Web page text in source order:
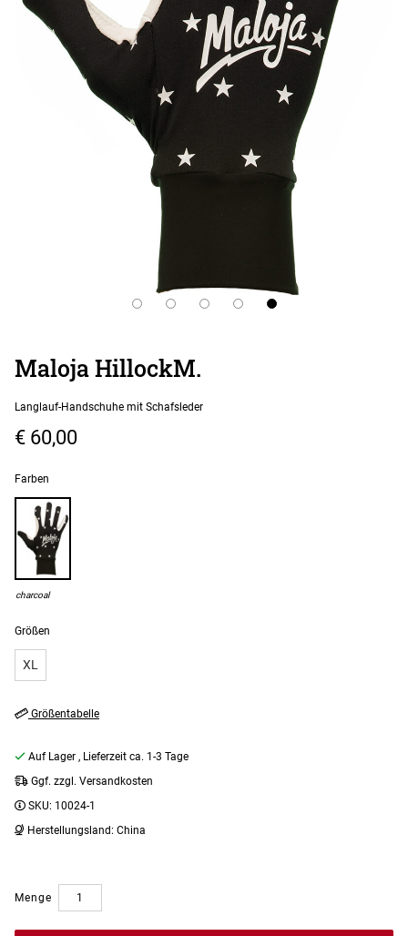
Maloja HillockM.
Langlauf-Handschuhe mit Schafsleder
€ 60,00
Größen
XL
Farben
charcoal
Größentabelle
Auf Lager , Lieferzeit ca. 1-3 Tage
Ggf. zzgl. Versandkosten
SKU: 10024-1
Herstellungsland: China
Menge